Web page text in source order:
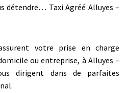
détendre… Taxi Agréé Alluyes –
votre prise en charge
ou entreprise, à Alluyes –
dirigent dans de parfaites